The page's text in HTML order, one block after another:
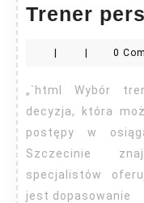
Trener
| | 0
„`html Wybór trenera personalnego to ważna
decyzja, która
postępy w
Szczecinie
specjalistów
jest dopasowanie